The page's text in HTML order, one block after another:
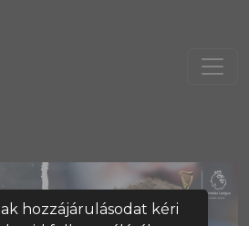
hozzájárulásodat kéri